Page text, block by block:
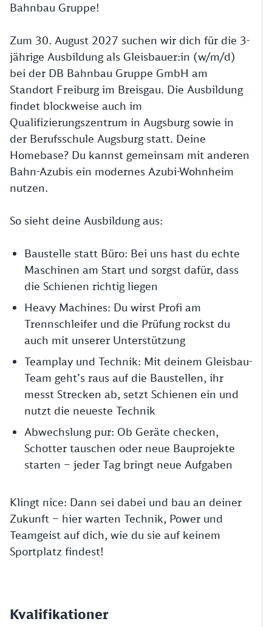
Bahnbau Gruppe!
Zum 30. August 2027 suchen wir dich für die 3-
jährige Ausbildung als Gleisbauer:in (w/m/d)
bei der DB Bahnbau Gruppe GmbH am
Standort Freiburg im Breisgau. Die Ausbildung
findet blockweise auch im
Qualifizierungszentrum in Augsburg sowie in
der Berufsschule Augsburg statt. Deine
Homebase? Du kannst gemeinsam mit anderen
Bahn-Azubis ein modernes Azubi-Wohnheim
nutzen.
So sieht deine Ausbildung aus:
Baustelle statt Büro: Bei uns hast du echte
Maschinen am Start und sorgst dafür, dass
die Schienen richtig liegen
Heavy Machines: Du wirst Profi am
Trennschleifer und die Prüfung rockst du
auch mit unserer Unterstützung
Teamplay und Technik: Mit deinem Gleisbau-
Team geht’s raus auf die Baustellen, ihr
messt Strecken ab, setzt Schienen ein und
nutzt die neueste Technik
Abwechslung pur: Ob Geräte checken,
Schotter tauschen oder neue Bauprojekte
starten – jeder Tag bringt neue Aufgaben
Klingt nice: Dann sei dabei und bau an deiner
Zukunft – hier warten Technik, Power und
Teamgeist auf dich, wie du sie auf keinem
Sportplatz findest!
Kvalifikationer